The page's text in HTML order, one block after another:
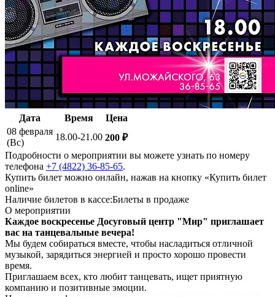
Дата Время
Цена
08 февраля
(Вс)
18.00-21.00 200 ₽
Подробности о мероприятии вы можете узнать по номеру
телефона +7 (4822) 36-85-65.
Купить билет можно онлайн, нажав на кнопку «Купить билет
online»
Наличие билетов в кассе:Билеты в продаже
О мероприятии
Каждое воскресенье Досуговый центр "Мир" приглашает
вас на танцевальные вечера!
Мы будем собираться вместе, чтобы насладиться отличной
музыкой, зарядиться энергией и просто хорошо провести
время.
Приглашаем всех, кто любит танцевать, ищет приятную
компанию и позитивные эмоции.